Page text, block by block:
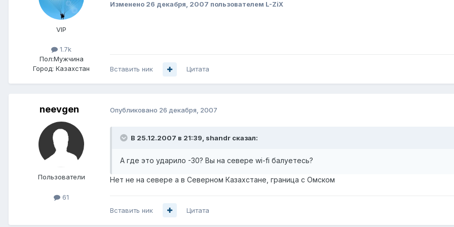
VIP
1.7k
Пол:Мужчина
Город: Казахстан
Изменено 26 декабря, 2007 пользователем L-ZiX
Вставить ник Цитата
neevgen
Пользователи
61
Опубликовано 26 декабря, 2007
В 25.12.2007 в 21:39, shandr сказал:
А где это ударило -30? Вы на севере wi-fi балуетесь?
Нет не на севере а в Северном Казахстане, граница с Омском
Вставить ник Цитата